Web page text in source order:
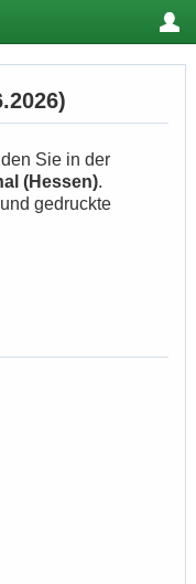
Sie in der
(Hessen).
gedruckte